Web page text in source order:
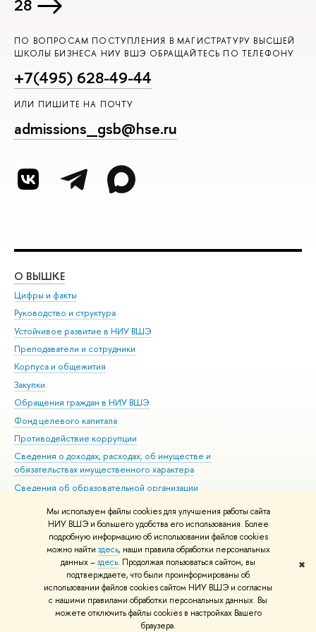
Мы используем файлы cookies для улучшения работы сайта
НИУ ВШЭ и большего удобства его использования. Более
подробную информацию об использовании файлов cookies
можно найти здесь, наши правила обработки персональных
данных –здесь. Продолжая пользоваться сайтом, вы
подтверждаете, что были проинформированы об
использовании файлов cookies сайтом НИУ ВШЭ и согласны
с нашими правилами обработки персональных данных. Вы
можете отключить файлы cookies в настройках Вашего
браузера.
✖
28
ПО ВОПРОСАМ ПОСТУПЛЕНИЯ В МАГИСТРАТУРУ ВЫСШЕЙ
ШКОЛЫ БИЗНЕСА НИУ ВШЭ ОБРАЩАЙТЕСЬ ПО ТЕЛЕФОНУ
+7(495) 628-49-44
ИЛИ ПИШИТЕ НА ПОЧТУ
admissions_gsb@hse.ru
О ВЫШКЕ
Цифры и факты
Руководство и структура
Устойчивое развитие в НИУ ВШЭ
Преподаватели и сотрудники
Корпуса и общежития
Закупки
Обращения граждан в НИУ ВШЭ
Фонд целевого капитала
Противодействие коррупции
Сведения о доходах, расходах, об имуществе и
обязательствах имущественного характера
Сведения об образовательной организации
Людям с ограниченными возможностями здоровья
Единая платежная страница
Работа в Вышке
© НИУ ВШЭ 1993–2026 Адреса и контакты Условия использования
материалов Политика конфиденциальности Карта сайта
Шрифты HSE Sans и HSE Slab разработаны вШколе дизайна НИУ ВШЭ